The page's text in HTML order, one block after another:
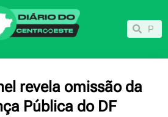
Pesquisar
revela omissão da
Pública do DF